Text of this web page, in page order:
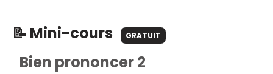
📝 Mini-cours GRATUIT
Bien prononcer 2